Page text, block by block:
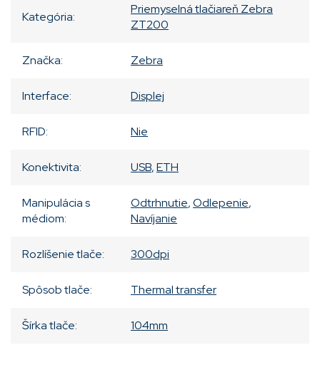
Kategória:
Priemyselná tlačiareň Zebra
ZT200
Značka: Zebra
Interface: Displej
RFID: Nie
Konektivita: USB,ETH
Manipulácia s
médiom:
Odtrhnutie,Odlepenie,
Navíjanie
Rozlíšenie tlače: 300dpi
Spôsob tlače: Thermal transfer
Šírka tlače: 104mm